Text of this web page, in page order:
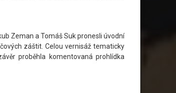
Zeman a Tomáš Suk pronesli úvodní
záštit. Celou vernisáž tematicky
proběhla komentovaná prohlídka